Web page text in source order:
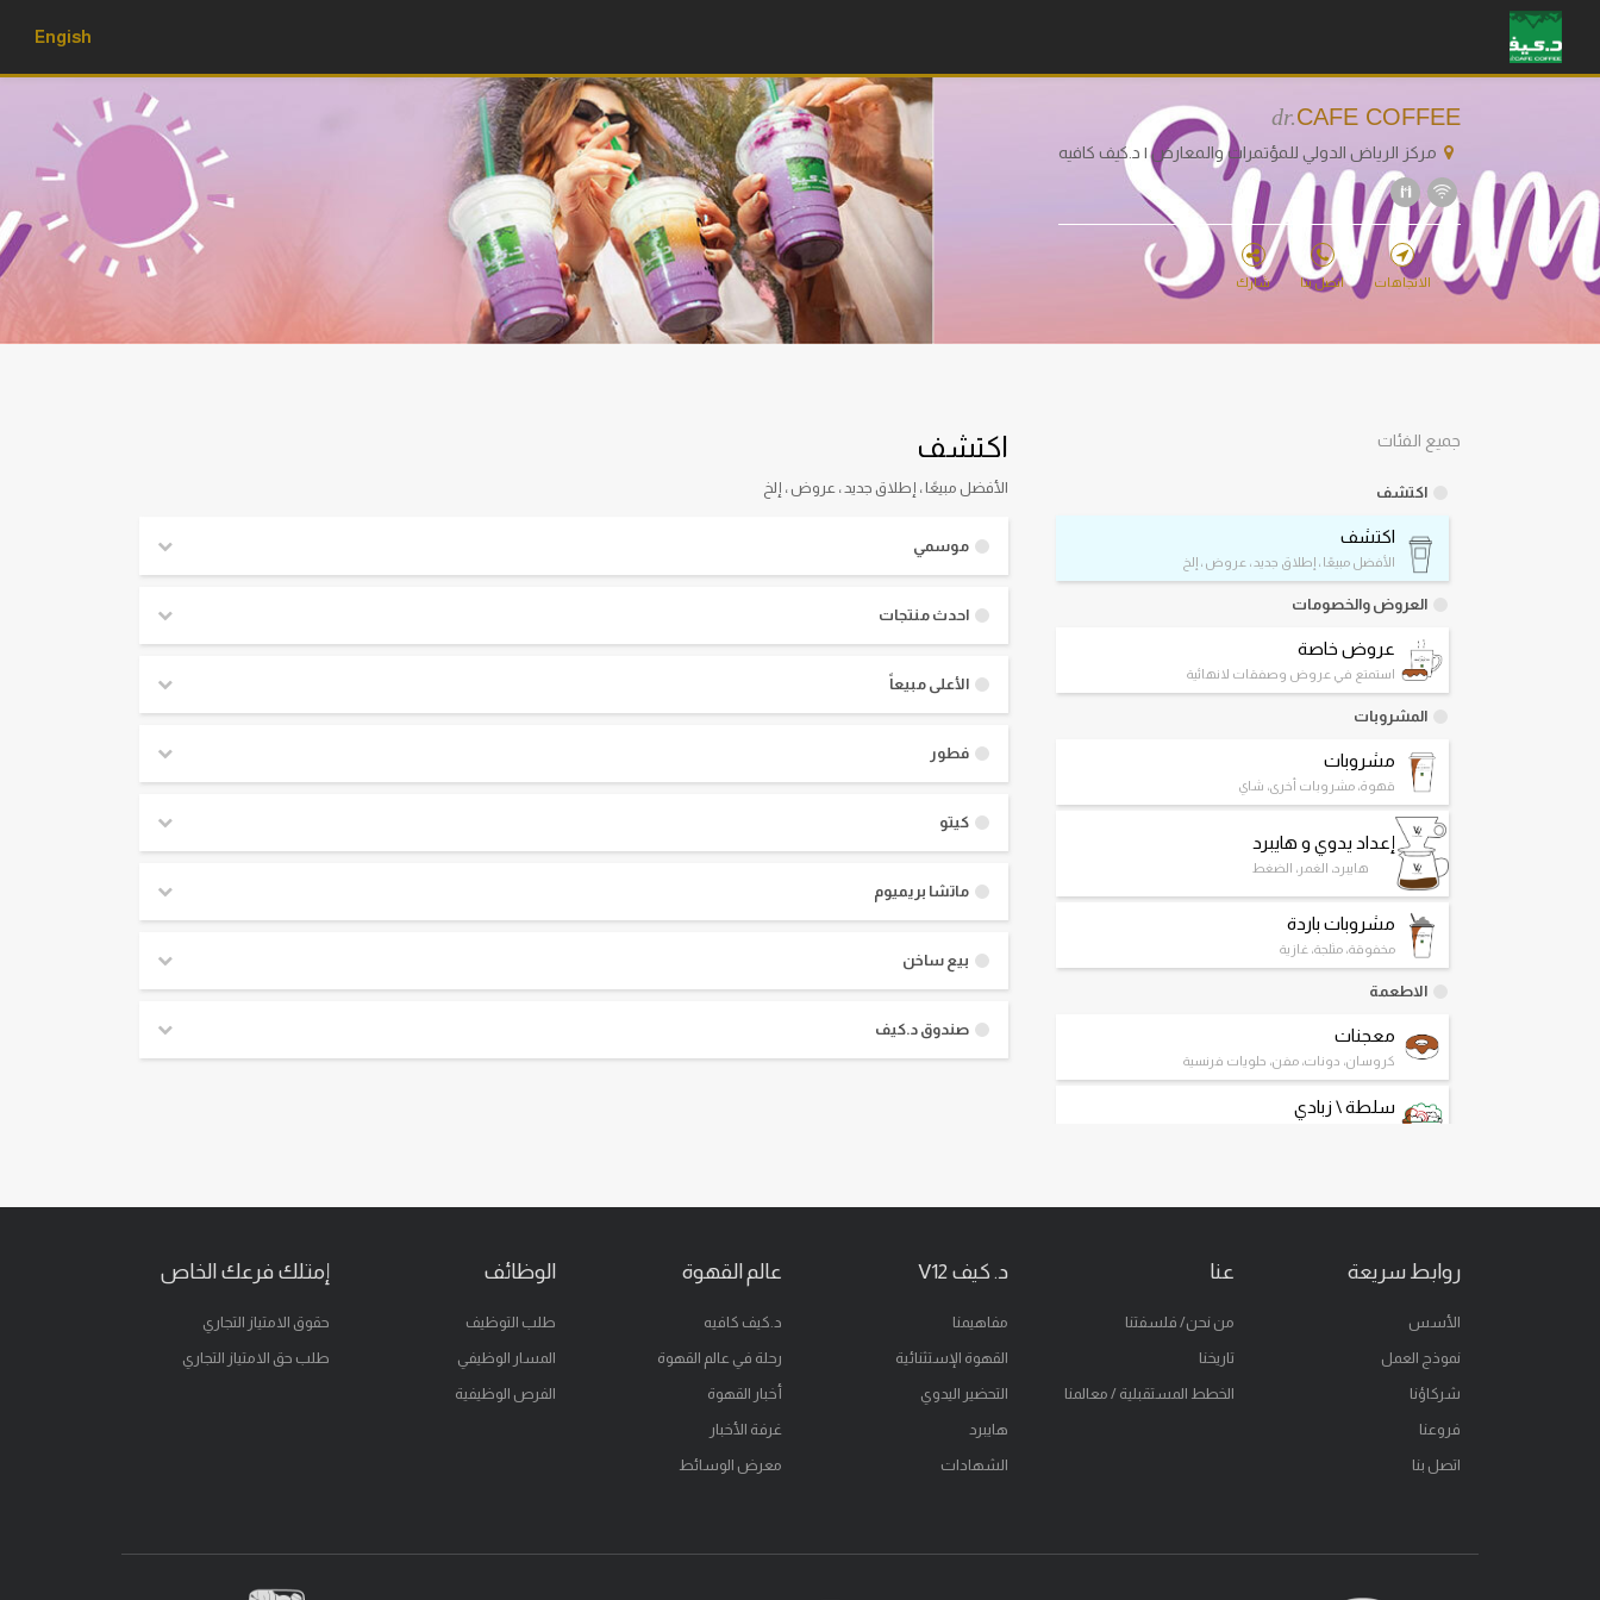
Engish
dr.CAFE COFFEE
مركز الرياض الدولي للمؤتمرات والمعارض | د.كيف كافيه
الاتجاهات اتصل بنا شارك
جميع الفئات
اكتشف
اكتشف
الأفضل مبيعًا ، إطلاق جديد ، عروض ، إلخ
العروض والخصومات
عروض خاصة
استمتع في عروض وصفقات لانهائية
المشروبات
مشروبات
قهوة، مشروبات أخرى، شاي
إعداد يدوي و هايبرد
هايبرد، الغمر، الضغط
مشروبات باردة
مخفوقة، مثلجة، غازية
الاطعمة
معجنات
كروسان، دونات، مفن، حلويات فرنسية
سلطة \ زبادي
كيك وتشيز كيك طازجة
ساندويتش طازج كالعادة
خذ على طريقك
مياه نقية
اكتشف
الأفضل مبيعًا ، إطلاق جديد ، عروض ، إلخ
موسمي
احدث منتجات
الأعلى مبيعاً
فطور
كيتو
ماتشا بريميوم
بيع ساخن
صندوق د.كيف
روابط سريعة
الأسس
نموذج العمل
شركاؤنا
فروعنا
اتصل بنا
عنا
من نحن/ فلسفتنا
تاريخنا
الخطط المستقبلية / معالمنا
د. كيف V12
مفاهيمنا
القهوة الإستثنائية
التحضير اليدوي
هايبرد
الشهادات
عالم القهوة
د.كيف كافيه
رحلة في عالم القهوة
أخبار القهوة
غرفة الأخبار
معرض الوسائط
الوظائف
طلب التوظيف
المسار الوظيفي
الفرص الوظيفية
إمتلك فرعك الخاص
حقوق الامتياز التجاري
طلب حق الامتياز التجاري